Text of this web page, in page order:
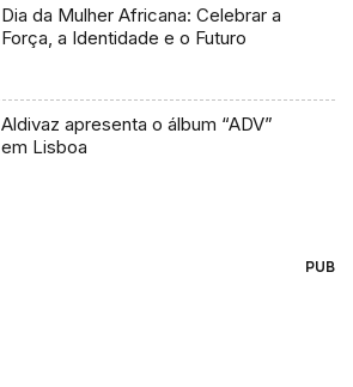
Dia da Mulher Africana: Celebrar a
Força, a Identidade e o Futuro
Aldivaz apresenta o álbum “ADV”
em Lisboa
PUB